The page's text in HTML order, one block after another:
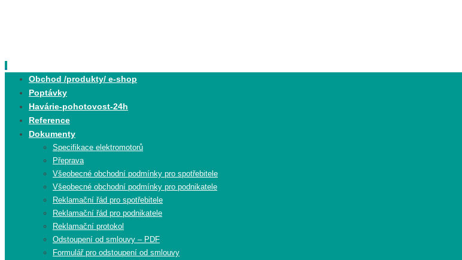
content
Obchod /produkty/ e-shop
Poptávky
Havárie-pohotovost-24h
Reference
Dokumenty
Specifikace elektromotorů
Přeprava
Všeobecné obchodní podmínky pro spotřebitele
Všeobecné obchodní podmínky pro podnikatele
Reklamační řád pro spotřebitele
Reklamační řád pro podnikatele
Reklamační protokol
Odstoupení od smlouvy – PDF
Formulář pro odstoupení od smlouvy